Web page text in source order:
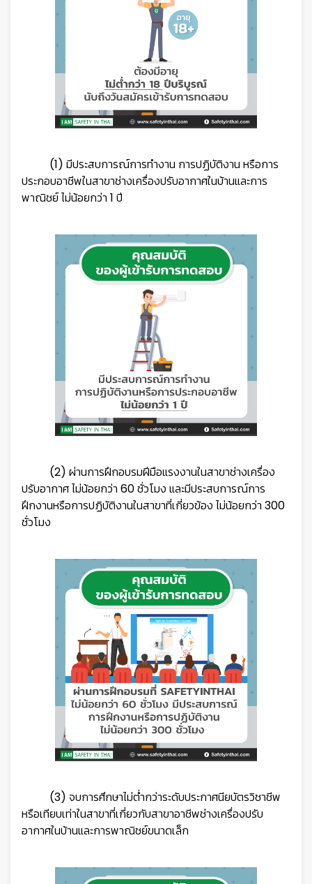
(1) มีประสบการณ์การทำงาน การปฏิบัติงาน หรือการ
ประกอบอาชีพในสาขาช่างเครื่องปรับอากาศในบ้านและการ
พาณิชย์ ไม่น้อยกว่า 1 ปี
(2) ผ่านการฝึกอบรมฝีมือแรงงานในสาขาช่างเครื่อง
ปรับอากาศ ไม่น้อยกว่า 60 ชั่วโมง และมีประสบการณ์การ
ฝึกงานหรือการปฏิบัติงานในสาขาที่เกี่ยวข้อง ไม่น้อยกว่า 300
ชั่วโมง
(3) จบการศึกษาไม่ต่ำกว่าระดับประกาศนียบัตรวิชาชีพ
หรือเทียบเท่าในสาขาที่เกี่ยวกับสาขาอาชีพช่างเครื่องปรับ
อากาศในบ้านและการพาณิชย์ขนาดเล็ก